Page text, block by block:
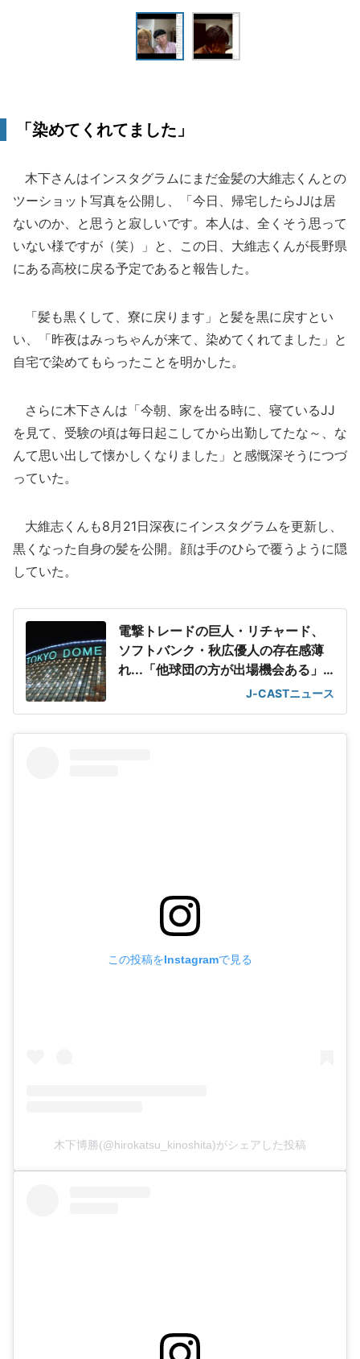
「染めてくれてました」
木下さんはインスタグラムにまだ金髪の大維志くんとの
ツーショット写真を公開し、「今日、帰宅したらJJは居
ないのか、と思うと寂しいです。本人は、全くそう思って
いない様ですが（笑）」と、この日、大維志くんが長野県
にある高校に戻る予定であると報告した。
「髪も黒くして、寮に戻ります」と髪を黒に戻すとい
い、「昨夜はみっちゃんが来て、染めてくれてました」と
自宅で染めてもらったことを明かした。
さらに木下さんは「今朝、家を出る時に、寝ているJJ
を見て、受験の頃は毎日起こしてから出勤してたな～、な
んて思い出して懐かしくなりました」と感慨深そうにつづ
っていた。
大維志くんも8月21日深夜にインスタグラムを更新し、
黒くなった自身の髪を公開。顔は手のひらで覆うように隠
していた。
電撃トレードの巨人・リチャード、
ソフトバンク・秋広優人の存在感薄
れ...「他球団の方が出場機会ある」
J-CASTニュース
この投稿をInstagramで見る
木下博勝(@hirokatsu_kinoshita)がシェアした投稿